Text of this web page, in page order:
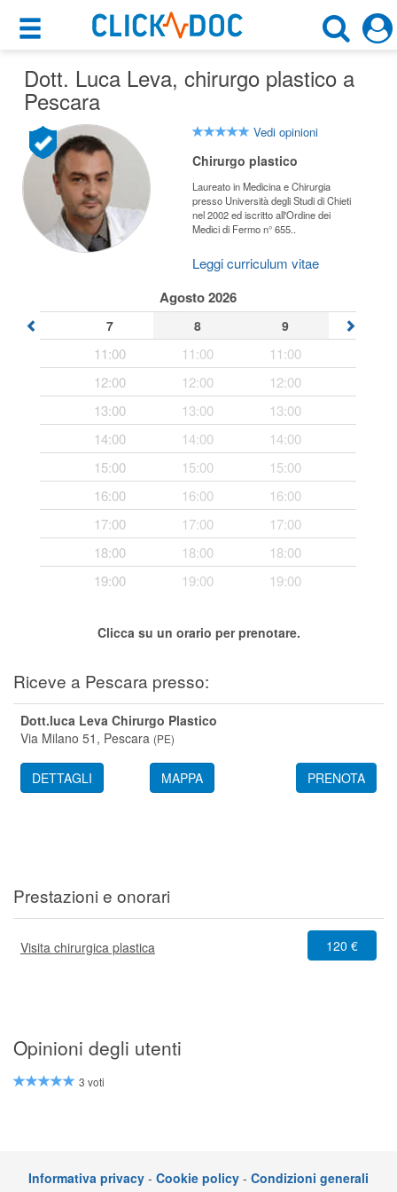
×
Motore di ricerca
×
Chirurgo Plastico
Pescara (PE)
Cosa possiamo offrirti
Per i pazienti
Prenota una visita
Ricerca specialisti
Consulti online
Per gli specialisti
Prenotazioni online
Planner e rubrica in cloud
Segreteria virtuale
Teleconsulto
Dott. Luca Leva, chirurgo plastico a
Pescara
Vedi opinioni
Chirurgo plastico
Laureato in Medicina e Chirurgia
presso Università degli Studi di Chieti
nel 2002 ed iscritto all'Ordine dei
Medici di Fermo n° 655..
Leggi curriculum vitae
Agosto 2026
7 8 9
11:00 11:00
11:00
12:00
12:00
12:00
13:00
13:00
13:00
14:00
14:00
14:00
15:00
15:00
15:00
16:00
16:00
16:00
17:00
17:00
17:00
18:00
18:00
18:00
19:00
19:00 19:00
Clicca su un orario per prenotare.
Riceve a Pescara presso:
Dott.luca Leva Chirurgo Plastico
Via Milano 51, Pescara (PE)
DETTAGLI MAPPA PRENOTA
Prestazioni e onorari
Visita chirurgica plastica 120 €
Opinioni degli utenti
3 voti
Informativa privacy - Cookie policy - Condizioni generali